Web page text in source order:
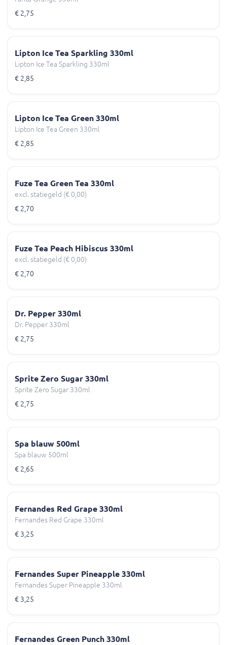
€ 2,75
Lipton Ice Tea Sparkling 330ml
Lipton Ice Tea Sparkling 330ml
€ 2,85
Lipton Ice Tea Green 330ml
Lipton Ice Tea Green 330ml
€ 2,85
Fuze Tea Green Tea 330ml
excl. statiegeld (€ 0,00)
€ 2,70
Fuze Tea Peach Hibiscus 330ml
excl. statiegeld (€ 0,00)
€ 2,70
Dr. Pepper 330ml
Dr. Pepper 330ml
€ 2,75
Sprite Zero Sugar 330ml
Sprite Zero Sugar 330ml
€ 2,75
Spa blauw 500ml
Spa blauw 500ml
€ 2,65
Fernandes Red Grape 330ml
Fernandes Red Grape 330ml
€ 3,25
Fernandes Super Pineapple 330ml
Fernandes Super Pineapple 330ml
€ 3,25
Fernandes Green Punch 330ml